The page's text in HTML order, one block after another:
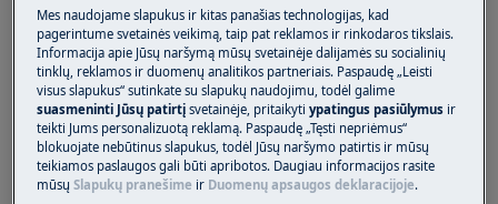
1. Paspauskite pirštu durelių tarpiklio
kampą, kad atlaisvintumėte siurbimą ir būtų
lengviau atidaryti dureles vos tik jas
uždarius.
2. Palaukite maždaug vieną minutę, prieš vėl
atidarydami dureles, jeigu jos ką tik buvo
uždarytos
Mes naudojame slapukus ir kitas panašias technologijas, kad
pagerintume svetainės veikimą, taip pat reklamos ir rinkodaros tikslais.
Informacija apie Jūsų naršymą mūsų svetainėje dalijamės su socialinių
tinklų, reklamos ir duomenų analitikos partneriais. Paspaudę „Leisti
visus slapukus“ sutinkate su slapukų naudojimu, todėl galime
suasmeninti Jūsų patirtįsvetainėje, pritaikytiypatingus pasiūlymus ir
teikti Jums personalizuotą reklamą. Paspaudę „Tęsti nepriėmus“
blokuojate nebūtinus slapukus, todėl Jūsų naršymo patirtis ir mūsų
teikiamos paslaugos gali būti apribotos. Daugiau informacijos rasite
mūsųSlapukų pranešime ir Duomenų apsaugos deklaracijoje.